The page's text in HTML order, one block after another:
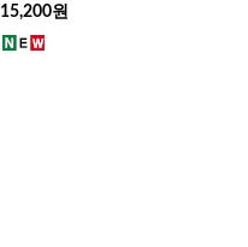
15,200원